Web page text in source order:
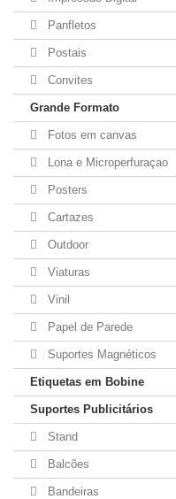
Panfletos
Postais
Convites
Grande Formato
Fotos em canvas
Lona e Microperfuraçao
Posters
Cartazes
Outdoor
Viaturas
Vinil
Papel de Parede
Suportes Magnéticos
Etiquetas em Bobine
Suportes Publicitários
Stand
Balcões
Bandeiras